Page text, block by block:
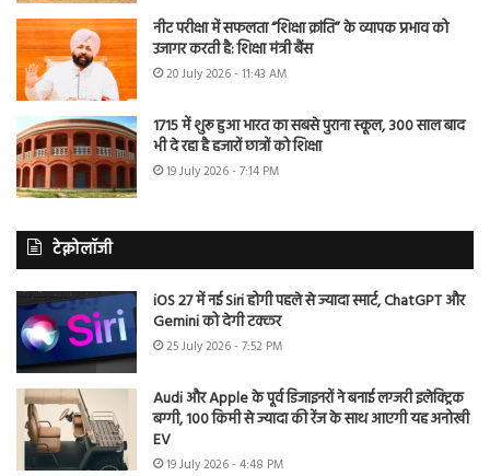
नीट परीक्षा में सफलता “शिक्षा क्रांति” के व्यापक प्रभाव को
उजागर करती है: शिक्षा मंत्री बैंस
20 July 2026 - 11:43 AM
1715 में शुरू हुआ भारत का सबसे पुराना स्कूल, 300 साल बाद
भी दे रहा है हजारों छात्रों को शिक्षा
19 July 2026 - 7:14 PM
टेक्नोलॉजी
iOS 27 में नई Siri होगी पहले से ज्यादा स्मार्ट, ChatGPT और
Gemini को देगी टक्कर
25 July 2026 - 7:52 PM
Audi और Apple के पूर्व डिजाइनरों ने बनाई लग्जरी इलेक्ट्रिक
बग्गी, 100 किमी से ज्यादा की रेंज के साथ आएगी यह अनोखी
EV
19 July 2026 - 4:48 PM